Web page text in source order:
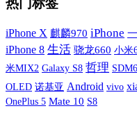
iPhone X 麒麟970 iPhone
iPhone 8 生活 骁龙660 小米
米MIX2 Galaxy S8 哲理
OLED 诺基亚 Android vivo
OnePlus 5 Mate 10 S8